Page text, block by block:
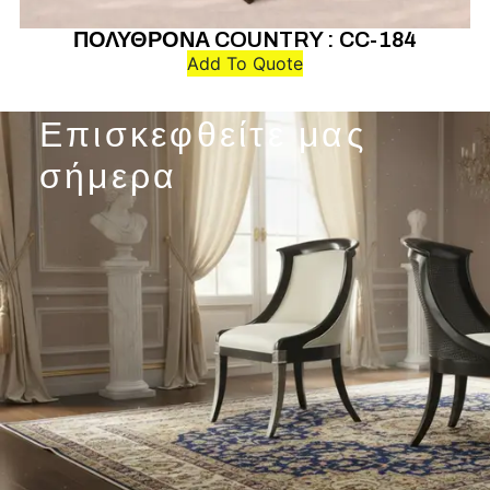
ΠΟΛΥΘΡΟΝΑ COUNTRY : CC-184
Add To Quote
Επισκεφθείτε μας
σήμερα